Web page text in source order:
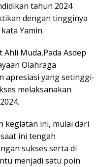
tahun 2024
dengan tingginya
Yamin.
Muda,Pada Asdep
Olahraga
apresiasi yang setinggi-
melaksanakan
kegiatan ini, mulai dari
ini tengah
sukses serta di
menjadi satu poin